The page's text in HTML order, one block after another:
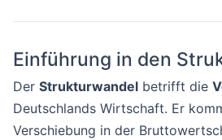
Einführung in den
Der Strukturwandel betrifft die
Deutschlands Wirtschaft. Er
Verschiebung in der